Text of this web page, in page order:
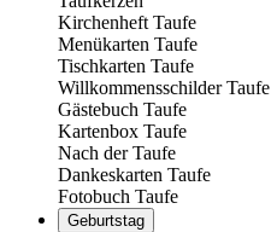
Kirchenheft Taufe
Menükarten Taufe
Tischkarten Taufe
Willkommensschilder Taufe
Gästebuch Taufe
Kartenbox Taufe
Nach der Taufe
Dankeskarten Taufe
Fotobuch Taufe
Geburtstag